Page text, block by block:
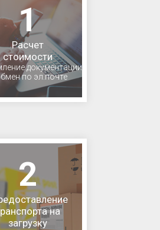
1
Расчет
стоимости
документации
по эл.почте
2
на
загрузку